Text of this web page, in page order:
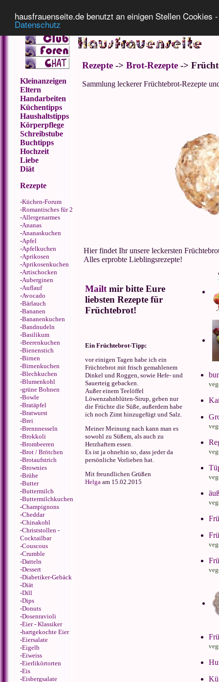
hausfrauenseite.de benutzt an einigen Stellen
Datenschutz
Kleinanzeigen
Eltern
Handarbeiten
Küchentipps
Haushaltstipps
Körperpflege
Schreibstube
Buchtipps
Hochzeit
Liebe
Diät
Rezepte
-Küchen-Forum
-Romantisches für 2
-Allergenarmes
-Ananas
-Ananaskuchen
-Apfel
-Apfelkuchen
-Aprikosen
-Aprikosenkuchen
-Artischocken
-Auberginen
-Auflauf
-Avocado
-Bärlauch
-Bananen
-Bananenkuchen
-Bandnudeln
-Basilikum
-Beerenkuchen
-Bienenstich
-Birnen
-Birnenkuchen
-Blechkuchen
-Blumenkohl
-grüne Bohnen
-Bowle
-Bratäpfel
-Bratwurst
-Brei
-Brennnesseln
-Brokkoli
-Brombeeren
-Brot / Brötchen
-Brotaufstrich
-Brownies
-Brühe
-Butter
-Buttermilch
-Buttermilchkuchen
-Champignons
-Cheddar
-Chinakohl
-Christstollen -
Cocktailbar
-Couscous
-Crumble
-Datteln
-Dessert
-Diabetiker-Gebäck
-Diät
-Dill
-Dips
-Donuts
-Dosenravioli
-Eier - Klassiker
-hartgekochte Eier
-Eiersalate
-Eigelb
-Eiweiss
-Eierlikörtorten
-Eis
-Eisbergsalate
Rezepte -> Brot-Rezepte ->
Sammlung leckerer Früchtebrot-Rezepte
Hier findet Ihr unsere leckersten
Alles erprobte Lieblingsrezepte!
Mailt mir bitte Eure
liebsten Rezepte für
Früchtebrot!
Ein Früchtebrot-Tipp:
vor einigen Tagen habe ich ein
Früchtebrot mit frisch gemahlenem
Dinkel und Roggen, sowie Hefe- und
Sauerteig gebacken.
Außer einem Teelöffel
Löwenzahnblüten-Sirup, geben nur
die Früchte die Süße, außerdem habe
ich noch Zimt hinzugefügt und Salz.
Meiner Meinung nach kann man es
sowohl zu Süßem, als auch zu
Herzhaftem essen.
Es ist ja ohnehin so, dass jeder da
persönliche Vorlieben hat.
Mit freundlichen Grüßen
Helga am 15.02.2015